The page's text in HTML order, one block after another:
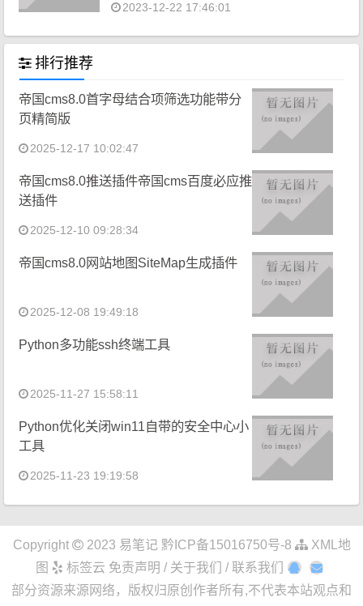
2023-12-22 17:46:01
排行推荐
帝国cms8.0首字母结合项筛选功能带分
页精简版
2025-12-17 10:02:47
帝国cms8.0推送插件帝国cms百度必应推
送插件
2025-12-10 09:28:34
帝国cms8.0网站地图SiteMap生成插件
2025-12-08 19:49:18
Python多功能ssh终端工具
2025-11-27 15:58:11
Python优化关闭win11自带的安全中心小
工具
2025-11-23 19:19:58
Copyright 2023 易笔记 黔ICP备15016750号-8
XML地
图
标签云 免责声明 / 关于我们 / 联系我们
部分资源来源网络，版权归原创作者所有,不代表本站观点和